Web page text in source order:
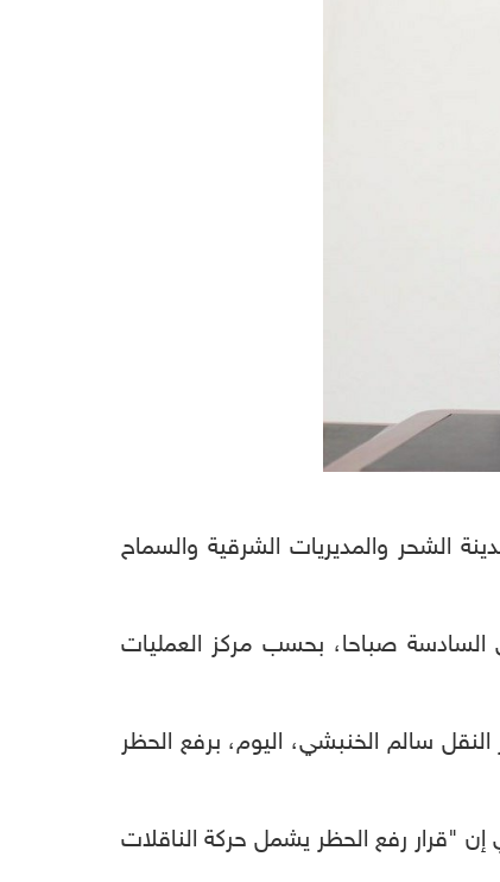
الشحر والمديريات الشرقية والسماح
السادسة صباحا، بحسب مركز العمليات
سالم الخنبشي، اليوم، برفع الحظر
إن "قرار رفع الحظر يشمل حركة الناقلات